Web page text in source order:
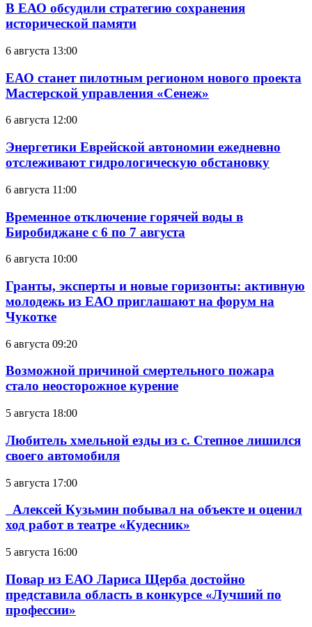
В ЕАО обсудили стратегию сохранения
исторической памяти
6 августа 13:00
ЕАО станет пилотным регионом нового проекта
Мастерской управления «Сенеж»
6 августа 12:00
Энергетики Еврейской автономии ежедневно
отслеживают гидрологическую обстановку
6 августа 11:00
Временное отключение горячей воды в
Биробиджане с 6 по 7 августа
6 августа 10:00
Гранты, эксперты и новые горизонты: активную
молодежь из ЕАО приглашают на форум на
Чукотке
6 августа 09:20
Возможной причиной смертельного пожара
стало неосторожное курение
5 августа 18:00
Любитель хмельной езды из с. Степное лишился
своего автомобиля
5 августа 17:00
Алексей Кузьмин побывал на объекте и оценил
ход работ в театре «Кудесник»
5 августа 16:00
Повар из ЕАО Лариса Щерба достойно
представила область в конкурсе «Лучший по
профессии»